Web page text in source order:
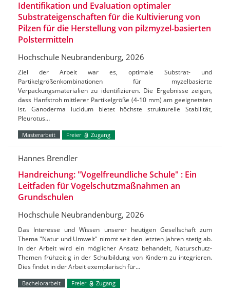
Identifikation und Evaluation optimaler
Substrateigenschaften für die Kultivierung von
Pilzen für die Herstellung von pilzmyzel-basierten
Polstermitteln
Hochschule Neubrandenburg, 2026
Ziel der Arbeit war es, optimale Substrat- und
Partikelgrößenkombinationen für myzelbasierte
Verpackungsmaterialien zu identifizieren. Die Ergebnisse zeigen,
dass Hanfstroh mittlerer Partikelgröße (4-10 mm) am geeignetsten
ist. Ganoderma lucidum bietet höchste strukturelle Stabilität,
Pleurotus…
Masterarbeit Freier Zugang
Hannes Brendler
Handreichung: "Vogelfreundliche Schule" : Ein
Leitfaden für Vogelschutzmaßnahmen an
Grundschulen
Hochschule Neubrandenburg, 2026
Das Interesse und Wissen unserer heutigen Gesellschaft zum
Thema "Natur und Umwelt" nimmt seit den letzten Jahren stetig ab.
In der Arbeit wird ein möglicher Ansatz behandelt, Naturschutz-
Themen frühzeitig in der Schulbildung von Kindern zu integrieren.
Dies findet in der Arbeit exemplarisch für…
Bachelorarbeit Freier Zugang